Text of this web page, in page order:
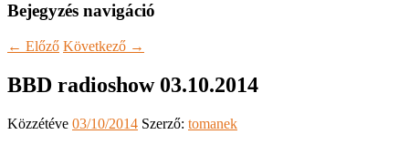
Bejegyzés navigáció
← Előző Következő →
BBD radioshow 03.10.2014
Közzétéve 03/10/2014 Szerző: tomanek